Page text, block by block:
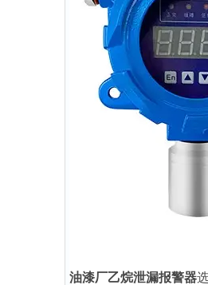
油漆厂乙烷泄漏报警器